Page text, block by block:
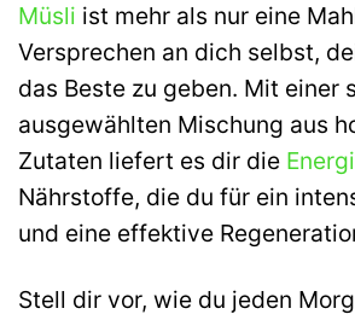
Müsli ist mehr als nur eine
Versprechen an dich selbst,
das Beste zu geben. Mit einer
ausgewählten Mischung aus
Zutaten liefert es dir die
Nährstoffe, die du für ein
und eine effektive
Stell dir vor, wie du jeden